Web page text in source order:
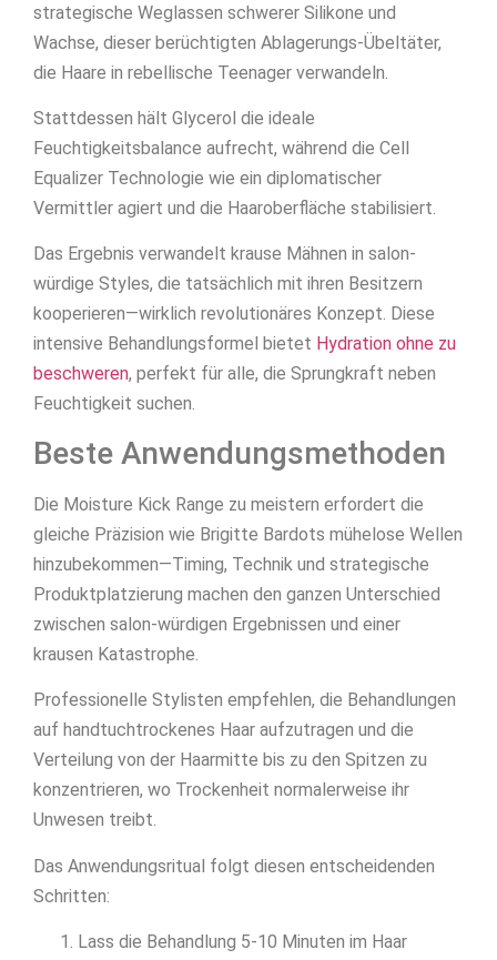
strategische Weglassen schwerer Silikone und
Wachse, dieser berüchtigten Ablagerungs-Übeltäter,
die Haare in rebellische Teenager verwandeln.
Stattdessen hält Glycerol die ideale
Feuchtigkeitsbalance aufrecht, während die Cell
Equalizer Technologie wie ein diplomatischer
Vermittler agiert und die Haaroberfläche stabilisiert.
Das Ergebnis verwandelt krause Mähnen in salon-
würdige Styles, die tatsächlich mit ihren Besitzern
kooperieren—wirklich revolutionäres Konzept. Diese
intensive Behandlungsformel bietet Hydration ohne zu
beschweren, perfekt für alle, die Sprungkraft neben
Feuchtigkeit suchen.
Beste Anwendungsmethoden
Die Moisture Kick Range zu meistern erfordert die
gleiche Präzision wie Brigitte Bardots mühelose Wellen
hinzubekommen—Timing, Technik und strategische
Produktplatzierung machen den ganzen Unterschied
zwischen salon-würdigen Ergebnissen und einer
krausen Katastrophe.
Professionelle Stylisten empfehlen, die Behandlungen
auf handtuchtrockenes Haar aufzutragen und die
Verteilung von der Haarmitte bis zu den Spitzen zu
konzentrieren, wo Trockenheit normalerweise ihr
Unwesen treibt.
Das Anwendungsritual folgt diesen entscheidenden
Schritten:
Lass die Behandlung 5-10 Minuten im Haar